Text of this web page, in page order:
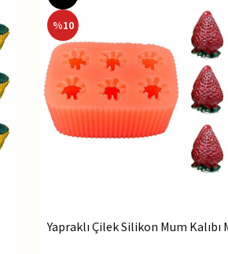
%10
Yapraklı Çilek Silikon Mum Kalıbı